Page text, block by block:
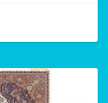
محصول